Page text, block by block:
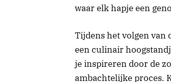
waar elk hapje een
Tijdens het volgen van
een culinair
je inspireren door de
ambachtelijke proces.